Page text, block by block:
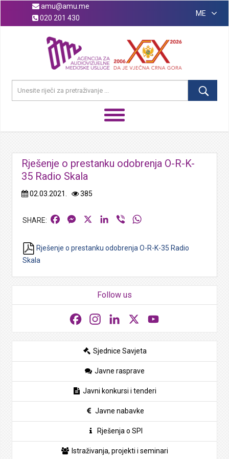
amu@amu.me
020 201 430
ME
Rješenje o prestanku odobrenja O-R-K-
35 Radio Skala
02.03.2021. 385
FacebookMessengerLinkedIn
Viber
Rješenje o prestanku odobrenja O-R-K-35 Radio
Skala
Follow us
FacebookInstagramLinkedIn
Sjednice Savjeta
Javne rasprave
Javni konkursi i tenderi
Javne nabavke
Rješenja o SPI
Istraživanja, projekti i seminari